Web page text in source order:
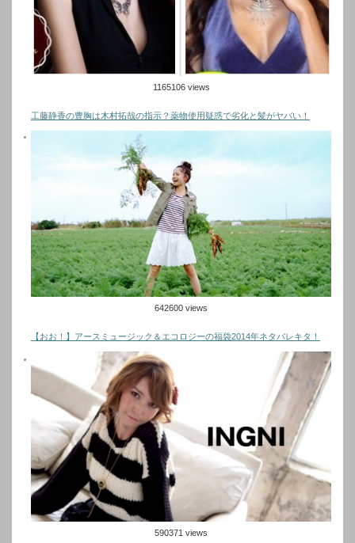
1165106 views
工藤静香の豊胸は木村拓哉の指示？薬物使用疑惑で劣化と髪がヤバい！
642600 views
【おお！】アースミュージック＆エコロジーの福袋2014年ネタバレキタ！
590371 views